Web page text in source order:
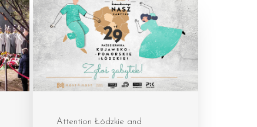
Attention Łódzkie and